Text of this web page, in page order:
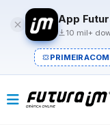
App
10 mil+